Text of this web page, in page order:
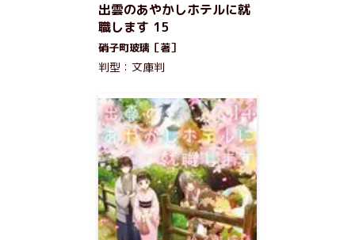
出雲のあやかしホテルに就
職します 15
硝子町玻璃［著］
判型：文庫判